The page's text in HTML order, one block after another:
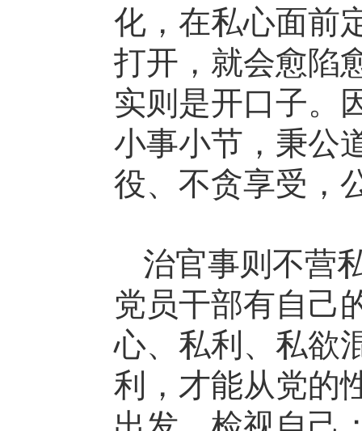
化，在私心面前
打开，就会愈陷
实则是开口子。
小事小节，秉公
役、不贪享受，
治官事则不营
党员干部有自己
心、私利、私欲
利，才能从党的